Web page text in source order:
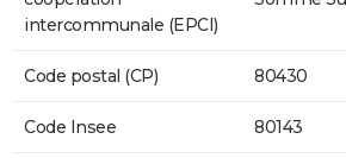
intercommunale (EPCI)
Code postal (CP) 80430
Code Insee 80143